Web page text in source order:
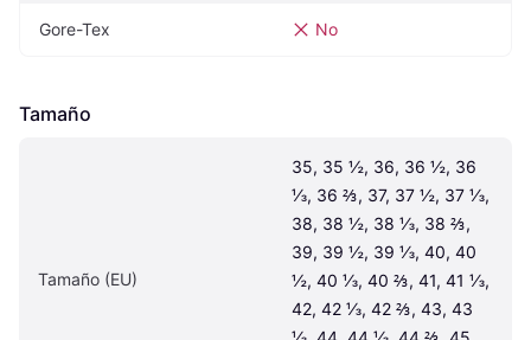
Gore-Tex No
Tamaño
Tamaño (EU)
35, 35 ½, 36, 36 ½, 36
⅓, 36 ⅔, 37, 37 ½, 37 ⅓,
38, 38 ½, 38 ⅓, 38 ⅔,
39, 39 ½, 39 ⅓, 40, 40
½, 40 ⅓, 40 ⅔, 41, 41 ⅓,
42, 42 ⅓, 42 ⅔, 43, 43